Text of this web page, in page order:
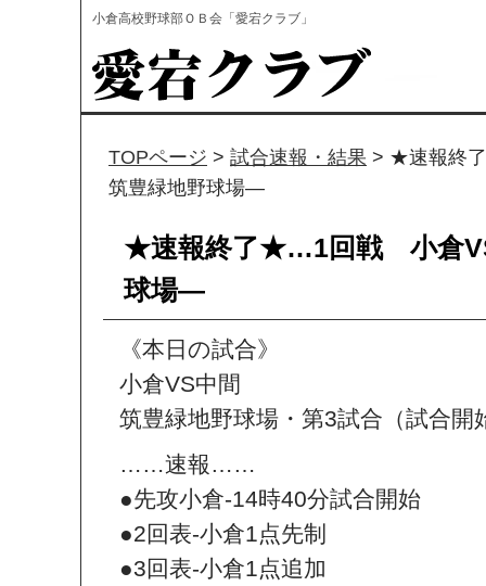
小倉高校野球部ＯＢ会「愛宕クラブ」
TOPページ > 試合速報・結果 > ★速報終
筑豊緑地野球場―
★速報終了★…1回戦 小倉
球場―
《本日の試合》
小倉VS中間
筑豊緑地野球場・第3試合（試合開
……速報……
●先攻小倉‐14時40分試合開始
●2回表‐小倉1点先制
●3回表‐小倉1点追加